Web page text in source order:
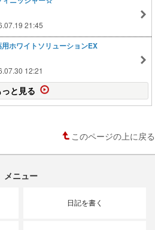
21:45
ホワイトソリューションEX
12:21
っと見る
このページの上に戻る
メニュー
日記を書く